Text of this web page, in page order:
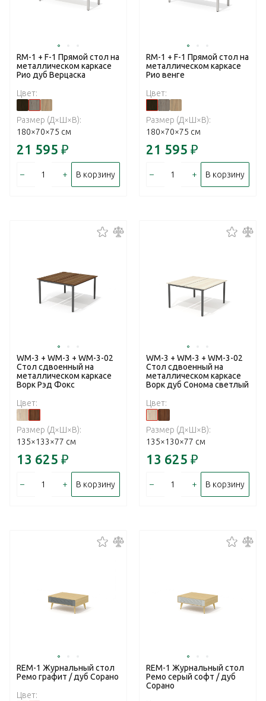
RM-1 + F-1 Прямой стол на
металлическом каркасе
Рио дуб Верцаска
Цвет:
Размер (Д×Ш×В):
180×70×75 см
21 595 ₽
– + В корзину
RM-1 + F-1 Прямой стол на
металлическом каркасе
Рио венге
Цвет:
Размер (Д×Ш×В):
180×70×75 см
21 595 ₽
– + В корзину
WM-3 + WM-3 + WM-3-02
Стол сдвоенный на
металлическом каркасе
Ворк Рэд Фокс
Цвет:
Размер (Д×Ш×В):
135×133×77 см
13 625 ₽
– + В корзину
WM-3 + WM-3 + WM-3-02
Стол сдвоенный на
металлическом каркасе
Ворк дуб Сонома светлый
Цвет:
Размер (Д×Ш×В):
135×130×77 см
13 625 ₽
– + В корзину
REM-1 Журнальный стол
Ремо графит / дуб Сорано
Цвет:
REM-1 Журнальный стол
Ремо серый софт / дуб
Сорано